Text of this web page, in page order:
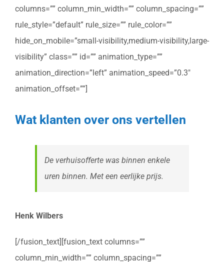
columns=”” column_min_width=”” column_spacing=””
rule_style=”default” rule_size=”” rule_color=””
hide_on_mobile=”small-visibility,medium-visibility,large-
visibility” class=”” id=”” animation_type=””
animation_direction=”left” animation_speed=”0.3″
animation_offset=””]
Wat klanten over ons vertellen
De verhuisofferte was binnen enkele
uren binnen. Met een eerlijke prijs.
Henk Wilbers
[/fusion_text][fusion_text columns=””
column_min_width=”” column_spacing=””